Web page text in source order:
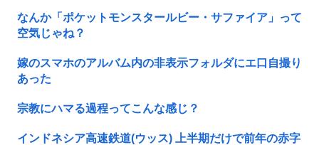
なんか「ポケットモンスタールビー・サファイア」って
空気じゃね？
嫁のスマホのアルバム内の非表示フォルダにエ口自撮り
あった
宗教にハマる過程ってこんな感じ？
インドネシア高速鉄道(ウッス) 上半期だけで前年の赤字